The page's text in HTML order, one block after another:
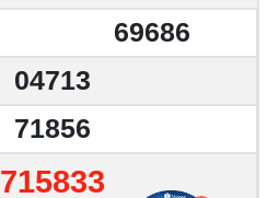
69686
04713
71856
715833